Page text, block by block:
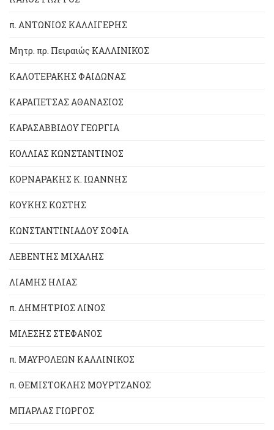
π. ΑΝΤΩΝΙΟΣ ΚΑΛΛΙΓΕΡΗΣ
Μητρ. πρ. Πειραιώς ΚΑΛΛΙΝΙΚΟΣ
ΚΑΛΟΤΕΡΑΚΗΣ ΦΑΙΔΩΝΑΣ
ΚΑΡΑΠΕΤΣΑΣ ΑΘΑΝΑΣΙΟΣ
ΚΑΡΑΣΑΒΒΙΔΟΥ ΓΕΩΡΓΙΑ
ΚΟΛΛΙΑΣ ΚΩΝΣΤΑΝΤΙΝΟΣ
ΚΟΡΝΑΡΑΚΗΣ Κ. ΙΩΑΝΝΗΣ
ΚΟΥΚΗΣ ΚΩΣΤΗΣ
ΚΩΝΣΤΑΝΤΙΝΙΑΔΟΥ ΣΟΦΙΑ
ΛΕΒΕΝΤΗΣ ΜΙΧΑΛΗΣ
ΛΙΑΜΗΣ ΗΛΙΑΣ
π. ΔΗΜΗΤΡΙΟΣ ΛΙΝΟΣ
ΜΙΛΕΣΗΣ ΣΤΕΦΑΝΟΣ
π. ΜΑΥΡΟΛΕΩΝ ΚΑΛΛΙΝΙΚΟΣ
π. ΘΕΜΙΣΤΟΚΛΗΣ ΜΟΥΡΤΖΑΝΟΣ
ΜΠΑΡΛΑΣ ΓΙΩΡΓΟΣ